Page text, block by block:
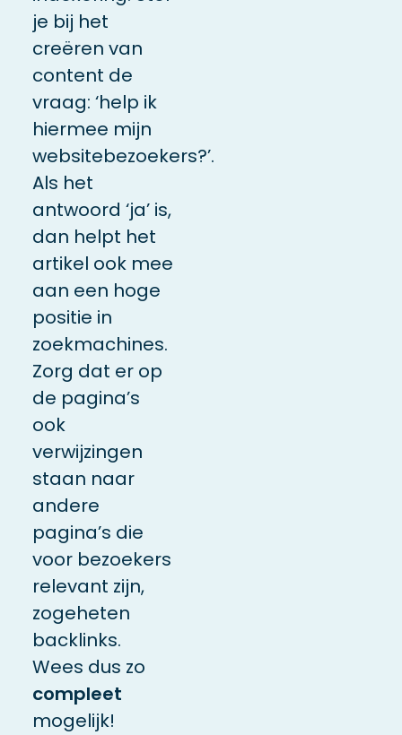
je bij het
creëren van
content de
vraag: ‘help ik
hiermee mijn
websitebezoekers?’.
Als het
antwoord ‘ja’ is,
dan helpt het
artikel ook mee
aan een hoge
positie in
zoekmachines.
Zorg dat er op
de pagina’s
ook
verwijzingen
staan naar
andere
pagina’s die
voor bezoekers
relevant zijn,
zogeheten
backlinks.
Wees dus zo
compleet
mogelijk!